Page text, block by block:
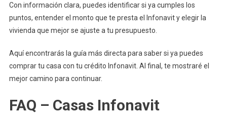
Con información clara, puedes identificar si ya cumples los
puntos, entender el monto que te presta el Infonavit y elegir la
vivienda que mejor se ajuste a tu presupuesto.
Aquí encontrarás la guía más directa para saber si ya puedes
comprar tu casa con tu crédito Infonavit. Al final, te mostraré el
mejor camino para continuar.
FAQ – Casas Infonavit